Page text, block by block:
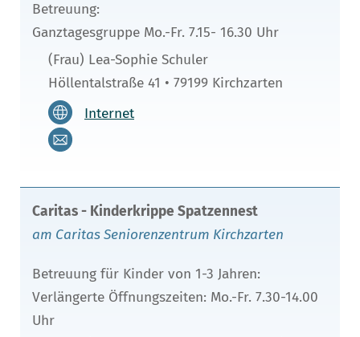
Betreuung:
Ganztagesgruppe Mo.-Fr. 7.15- 16.30 Uhr
(Frau) Lea-Sophie Schuler
Höllentalstraße 41 • 79199 Kirchzarten
Internet
Caritas - Kinderkrippe Spatzennest
am Caritas Seniorenzentrum Kirchzarten
Betreuung für Kinder von 1-3 Jahren:
Verlängerte Öffnungszeiten: Mo.-Fr. 7.30-14.00
Uhr